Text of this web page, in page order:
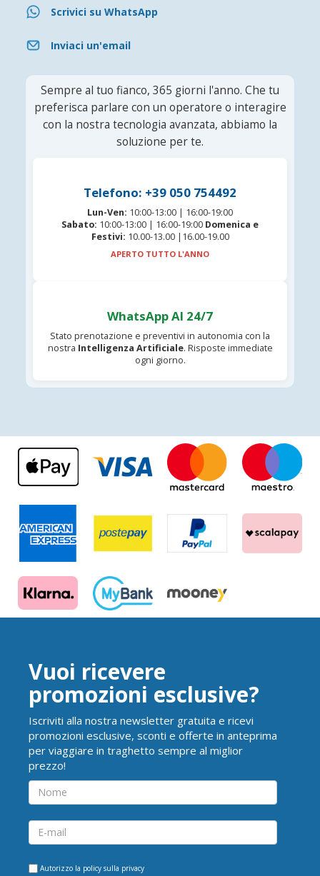
Scrivici su WhatsApp
Inviaci un'email
Sempre al tuo fianco, 365 giorni l'anno. Che tu
preferisca parlare con un operatore o interagire
con la nostra tecnologia avanzata, abbiamo la
soluzione per te.
Telefono: +39 050 754492
Lun-Ven: 10:00-13:00 | 16:00-19:00
Sabato: 10:00-13:00 | 16:00-19:00 Domenica e
Festivi: 10.00-13.00 |16.00-19.00
APERTO TUTTO L'ANNO
WhatsApp AI 24/7
Stato prenotazione e preventivi in autonomia con la
nostra Intelligenza Artificiale. Risposte immediate
ogni giorno.
Vuoi ricevere
promozioni esclusive?
Iscriviti alla nostra newsletter gratuita e ricevi
promozioni esclusive, sconti e offerte in anteprima
per viaggiare in traghetto sempre al miglior
prezzo!
Autorizzo la policy sulla privacy